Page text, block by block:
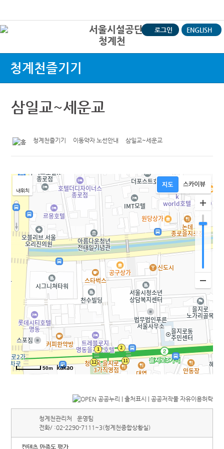
청계천
로그인 ENGLISH
청계천즐기기
삼일교~세운교
청계천즐기기 이동약자 노선안내 삼일교~세운교
내위치
50m
청계천관리처
운영팀
전화/ :02-2290-7111~3(청계천종합상황실)
컨텐츠 만족도 평가